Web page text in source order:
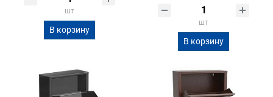
шт
В корзину
шт
В корзину